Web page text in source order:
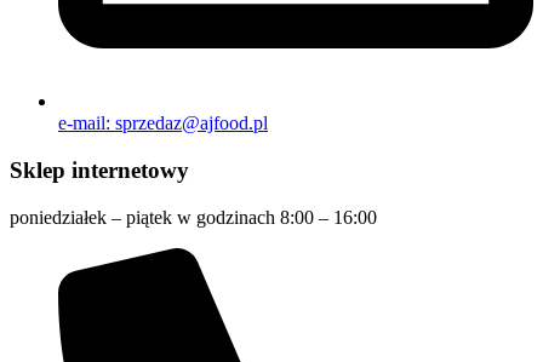
e-mail: sprzedaz@ajfood.pl
Sklep internetowy
poniedziałek – piątek w godzinach 8:00 – 16:00